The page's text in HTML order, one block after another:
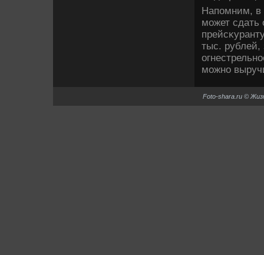
Напомним, в
может сдать
тыс. рублей,
можно
Foto-shara.ru ©